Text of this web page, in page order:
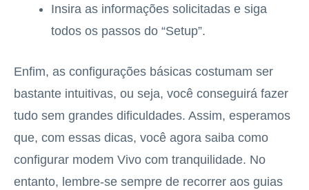
Insira as informações solicitadas e siga
todos os passos do “Setup”.
Enfim, as configurações básicas costumam ser
bastante intuitivas, ou seja, você conseguirá fazer
tudo sem grandes dificuldades. Assim, esperamos
que, com essas dicas, você agora saiba como
configurar modem Vivo com tranquilidade. No
entanto, lembre-se sempre de recorrer aos guias